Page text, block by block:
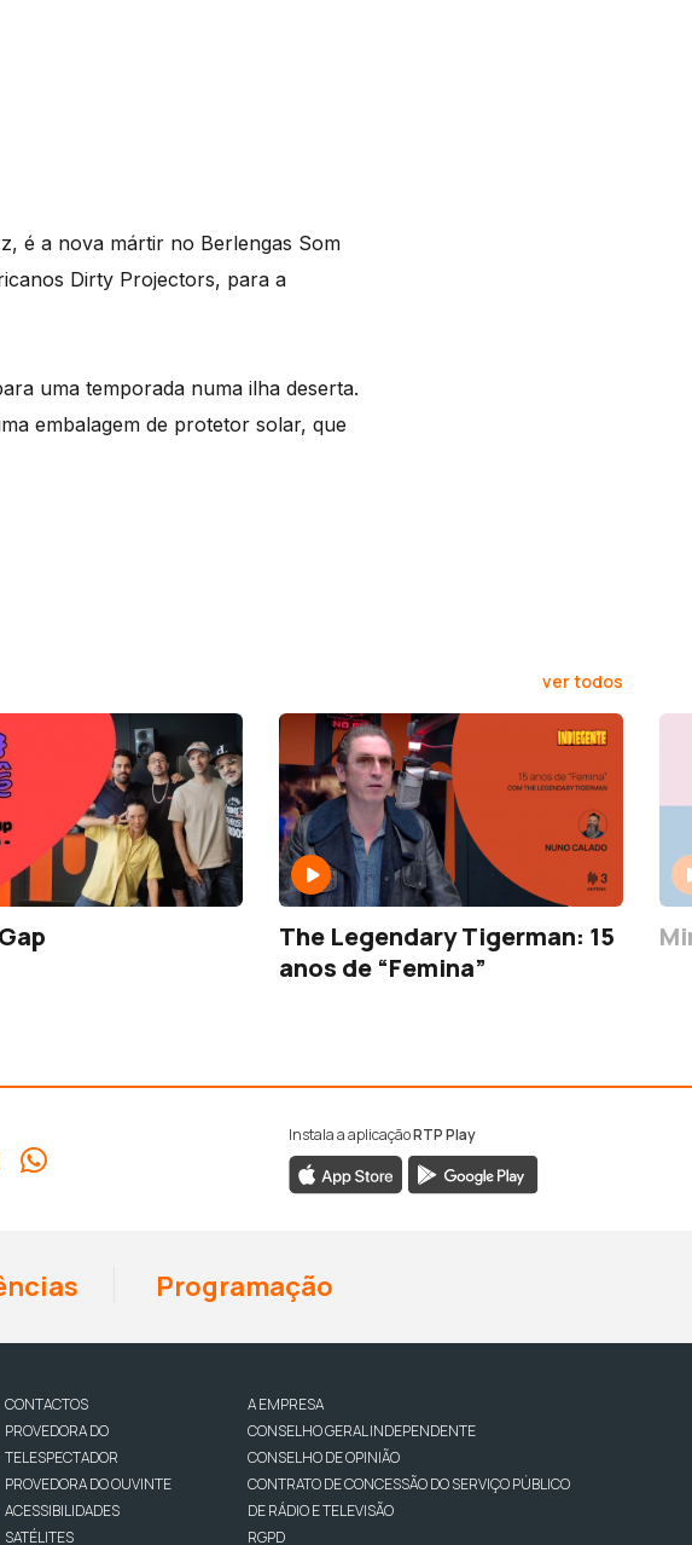
é a nova mártir no Berlengas Som
Dirty Projectors, para a
uma temporada numa ilha deserta.
embalagem de protetor solar, que
ver todos
The Legendary Tigerman: 15
anos de “Femina”
Instala a aplicaçãoRTP Play
Programação
CONTACTOS
PROVEDORA DO
TELESPECTADOR
PROVEDORA DO OUVINTE
ACESSIBILIDADES
SATÉLITES
A EMPRESA
CONSELHO GERAL INDEPENDENTE
CONSELHO DE OPINIÃO
CONTRATO DE CONCESSÃO DO SERVIÇO PÚBLICO
DE RÁDIO E TELEVISÃO
RGPD